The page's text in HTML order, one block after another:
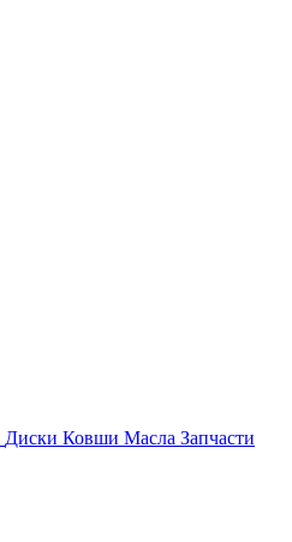
Диски Ковши Масла Запчасти